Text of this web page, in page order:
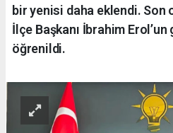
bir yenisi daha eklendi. Son
İlçe Başkanı İbrahim
öğrenildi.